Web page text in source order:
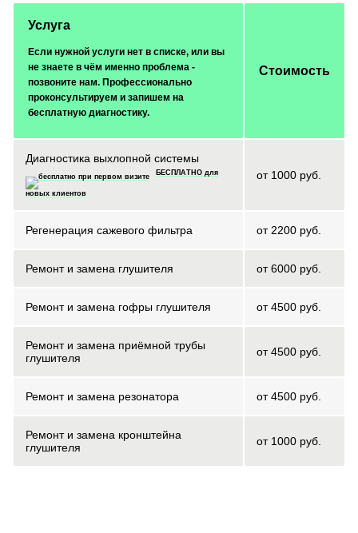
Услуга
Если нужной услуги нет в списке, или вы
не знаете в чём именно проблема -
позвоните нам. Профессионально
проконсультируем и запишем на
бесплатную диагностику.
Стоимость
Диагностика выхлопной системы
БЕСПЛАТНО для
новых клиентов
от 1000 руб.
Регенерация сажевого фильтра от 2200 руб.
Ремонт и замена глушителя от 6000 руб.
Ремонт и замена гофры глушителя от 4500 руб.
Ремонт и замена приёмной трубы
глушителя
от 4500 руб.
Ремонт и замена резонатора от 4500 руб.
Ремонт и замена кронштейна
глушителя
от 1000 руб.